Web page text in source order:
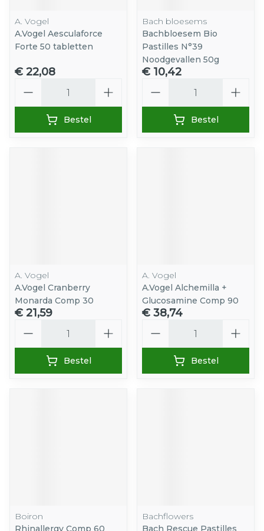
A. Vogel
A.Vogel Aesculaforce
Forte 50 tabletten
€ 22,08
Bestel
Bach bloesems
Bachbloesem Bio
Pastilles N°39
Noodgevallen 50g
€ 10,42
Bestel
A. Vogel
A.Vogel Cranberry
Monarda Comp 30
€ 21,59
Bestel
A. Vogel
A.Vogel Alchemilla +
Glucosamine Comp 90
€ 38,74
Bestel
Boiron
Rhinallergy Comp 60
Bachflowers
Bach Rescue Pastilles